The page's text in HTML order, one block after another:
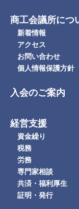
商工会議所につ
新着情報
アクセス
お問い合わせ
個人情報保護方針
入会のご案内
経営支援
資金繰り
税務
労務
専門家相談
共済・福利厚生
証明・発行